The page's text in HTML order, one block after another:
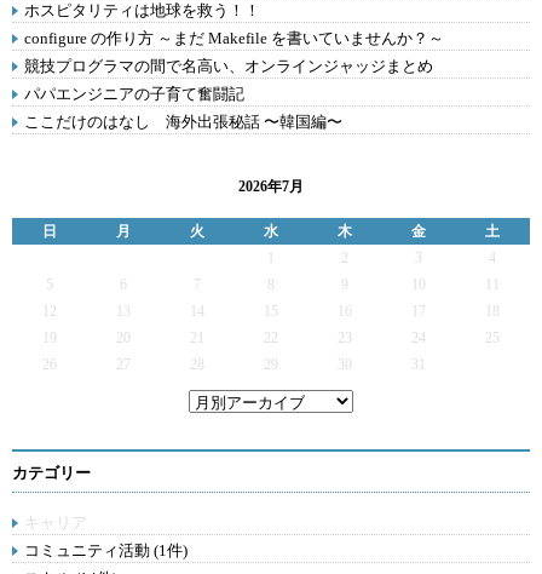
ホスピタリティは地球を救う！！
configure の作り方 ～まだ Makefile を書いていませんか？～
競技プログラマの間で名高い、オンラインジャッジまとめ
パパエンジニアの子育て奮闘記
ここだけのはなし 海外出張秘話 〜韓国編〜
2026年7月
日 月 火 水 木 金
土
2 3
4
5
6 7 9
12
13 14 15 16 17
19
20 21 22 23 24
25
26
27 28 29 30 31
カテゴリー
キャリア
コミュニティ活動 (1件)